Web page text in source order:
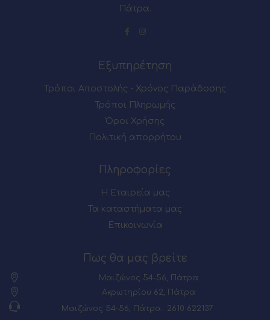
Πάτρα.
Εξυπηρέτηση
Τρόποι Αποστολής - Χρόνος Παράδοσης
Τρόποι Πληρωμής
Όροι Χρήσης
Πολιτική απορρήτου
Πληροφορίες
Η Εταιρεία μας
Τα καταστήματα μας
Επικοινωνία
Πως θα μας βρείτε
Μαιζώνος 54-56, Πάτρα
Ακρωτηρίου 62, Πάτρα
Μαιζώνος 54-56, Πάτρα : 2610 622137